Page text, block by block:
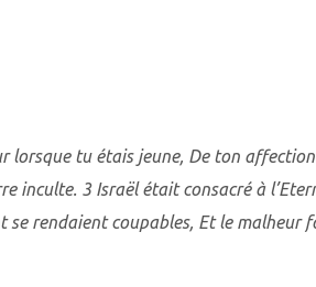
lorsque tu étais jeune, De ton
inculte. 3 Israël était consacré à
se rendaient coupables, Et le malheur